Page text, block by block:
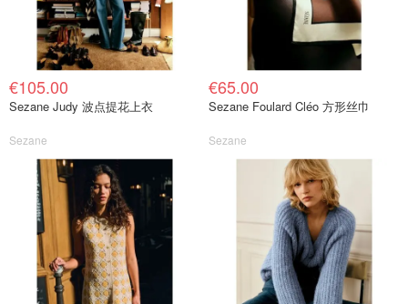
€105.00
Sezane Judy 波点提花上衣
Sezane
€65.00
Sezane Foulard Cléo 方形丝巾
Sezane